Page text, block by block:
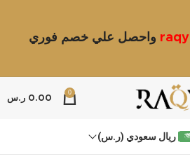
raqy واحصل علي خصم فوري
0
0.00 ر.س
ريال سعودي (ر.س)